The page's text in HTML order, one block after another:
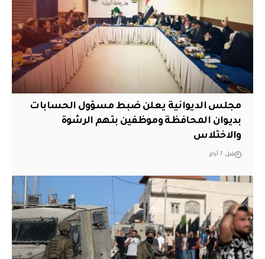
مجلس الديوانية يعلن ضبط مسؤول الحسابات
بديوان المحافظة وموظفين بتهم الرشوة
والاختلاس
قبل 7 أيام